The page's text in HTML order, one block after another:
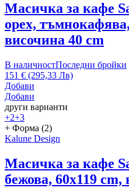
Масичка за кафе
орех,
височина 40 cm
В наличностПоследни бройки
151 € (295,33 Лв)
Добави
Добави
други варианти
+2+3
+ Форма (2)
Kalune Design
Масичка за кафе
бежова, 60x119 cm,